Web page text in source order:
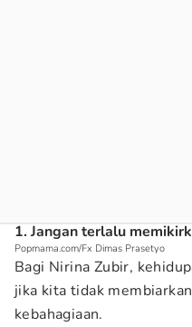
1. Jangan terlalu
Popmama.com/Fx Dimas Prasetyo
Bagi Nirina Zubir,
jika kita tidak
kebahagiaan.